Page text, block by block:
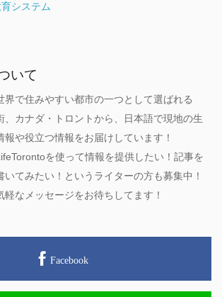
システム
いて
界で住みやすい都市の一つとして選ばれる
、カナダ・トロントから、日本語で現地の生
報や役立つ情報をお届けしています！
を使って情報を提供したい！記事を
いてみたい！というライターの方も募集中！
軽なメッセージをお待ちしてます！
Facebook